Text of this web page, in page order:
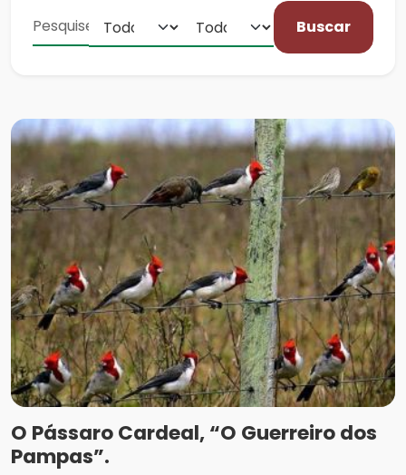
Buscar
O Pássaro Cardeal, “O Guerreiro dos
Pampas”.